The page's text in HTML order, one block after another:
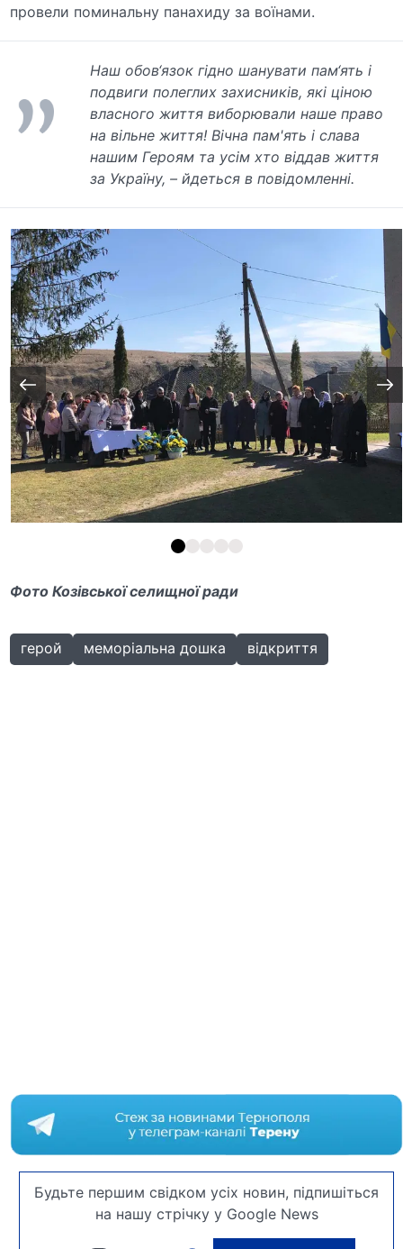
провели поминальну панахиду за воїнами.
Наш обов‘язок гідно шанувати пам‘ять і
подвиги полеглих захисників, які ціною
власного життя виборювали наше право
на вільне життя! Вічна пам'ять і слава
нашим Героям та усім хто віддав життя
за Україну, – йдеться в повідомленні.
Фото Козівської селищної ради
герой меморіальна дошка відкриття
Будьте першим свідком усіх новин, підпишіться
на нашу стрічку у Google News